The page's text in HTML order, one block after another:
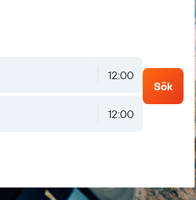
12:00
12:00
Sök